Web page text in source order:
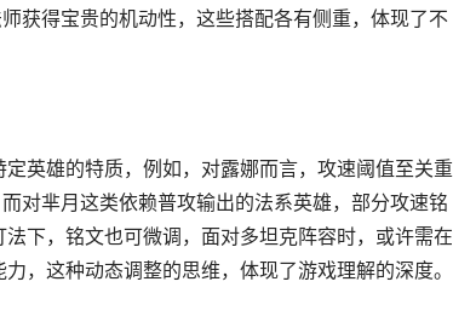
获得宝贵的机动性，这些搭配各有侧重，体现了不
英雄的特质，例如，对露娜而言，攻速阈值至关重
对芈月这类依赖普攻输出的法系英雄，部分攻速铭
下，铭文也可微调，面对多坦克阵容时，或许需在
，这种动态调整的思维，体现了游戏理解的深度。